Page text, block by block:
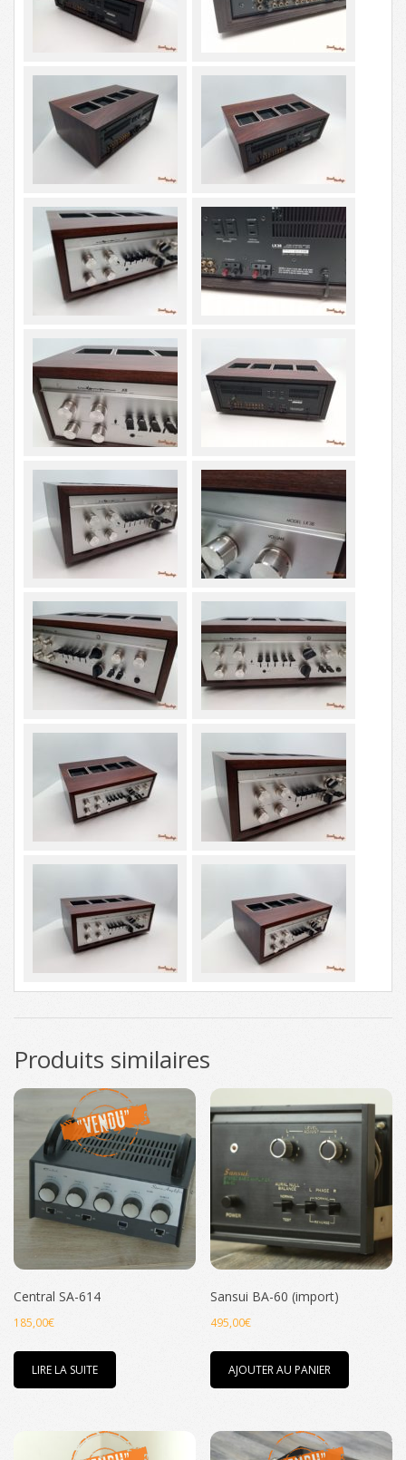
Produits similaires
Central SA-614
185,00€
LIRE LA SUITE
Sansui BA-60 (import)
495,00€
AJOUTER AU PANIER